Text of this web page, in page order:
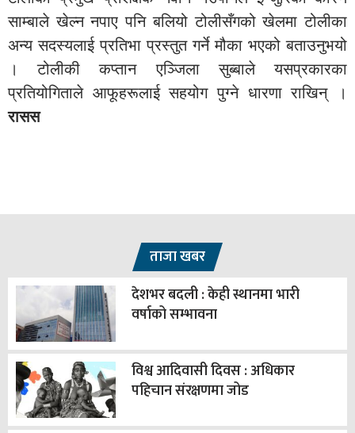
साम्बाले खेल्न नपाए पनि बलियो टोलीसँगको खेलमा टोलीका
अन्य सदस्यलाई प्रतिभा प्रस्तुत गर्ने मौका भएको बताउनुभयो
। टोलीकी कप्तान एञ्जिला सुब्बाले यसप्रकारका
प्रतियोगिताले आफूहरूलाई सहयोग पुग्ने धारणा राखिन् ।
रासस
ताजा खबर
देशभर बदली : केही स्थानमा भारी
वर्षाको सम्भावना
विश्व आदिवासी दिवस : अधिकार
पहिचान संरक्षणमा जोड